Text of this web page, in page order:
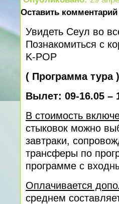
Оставить комментарий
Увидеть Сеул во
Познакомиться с
K-POP
( Программа тура)
Вылет: 09-16.05 –
В стоимость
стыковок можно
завтраки,
трансферы по
программе с
Оплачивается
среднем